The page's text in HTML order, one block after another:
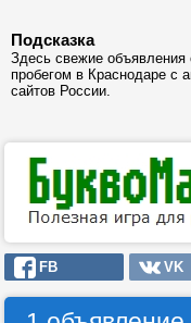
Подсказка
Здесь свежие объявления
пробегом в Краснодаре с
сайтов России.
FB VK